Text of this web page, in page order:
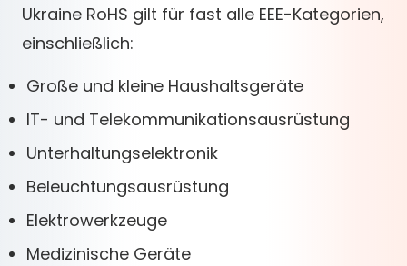
Ukraine RoHS gilt für fast alle EEE-Kategorien,
einschließlich:
Große und kleine Haushaltsgeräte
IT- und Telekommunikationsausrüstung
Unterhaltungselektronik
Beleuchtungsausrüstung
Elektrowerkzeuge
Medizinische Geräte